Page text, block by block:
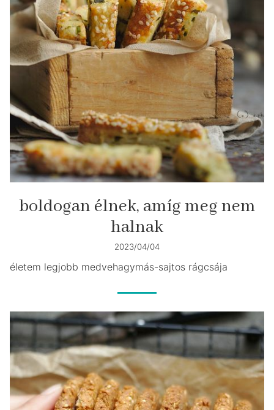
boldogan élnek, amíg meg nem
halnak
2023/04/04
életem legjobb medvehagymás-sajtos rágcsája